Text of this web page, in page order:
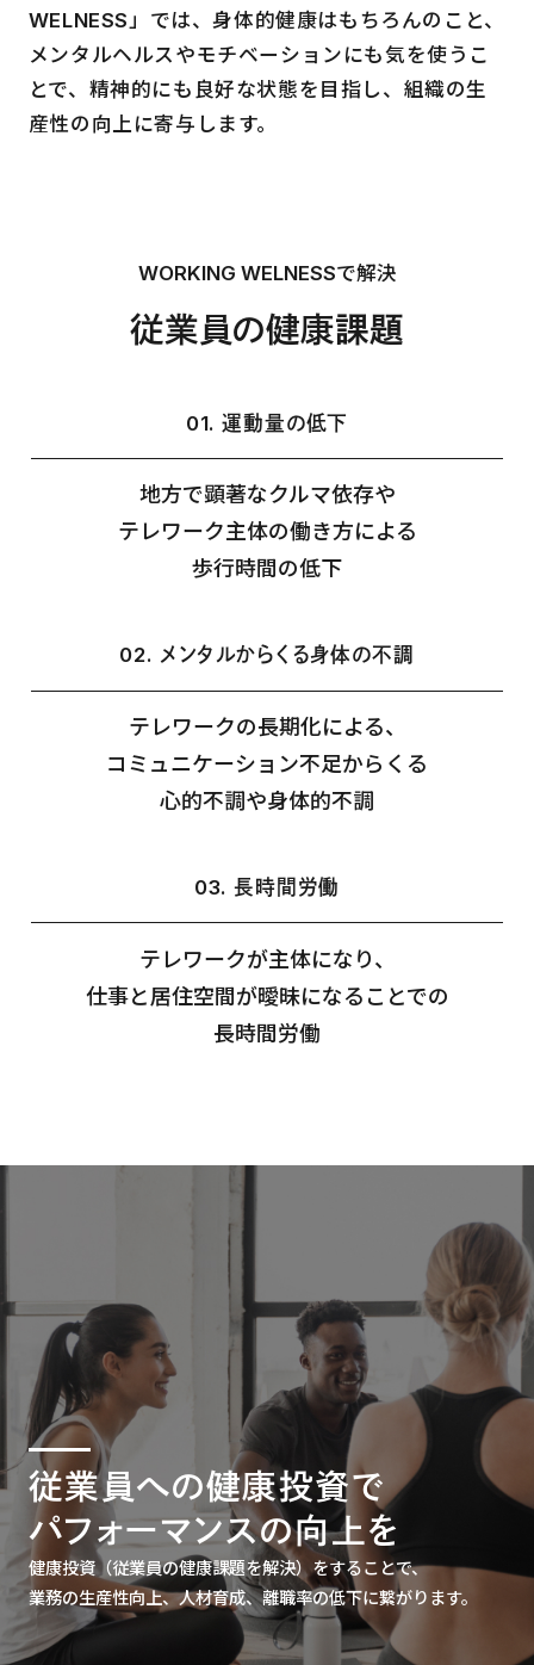
WELNESS」では、身体的健康はもちろんのこと、
メンタルヘルスやモチベーションにも気を使うこ
とで、精神的にも良好な状態を目指し、組織の生
産性の向上に寄与します。
WORKING WELNESSで解決
従業員の健康課題
01. 運動量の低下
地方で顕著なクルマ依存や
テレワーク主体の働き方による
歩行時間の低下
02. メンタルからくる身体の不調
テレワークの長期化による、
コミュニケーション不足からくる
心的不調や身体的不調
03. 長時間労働
テレワークが主体になり、
仕事と居住空間が曖昧になることでの
長時間労働
従業員への健康投資で
パフォーマンスの向上を
健康投資（従業員の健康課題を解決）をすることで、
業務の生産性向上、人材育成、離職率の低下に繋がります。